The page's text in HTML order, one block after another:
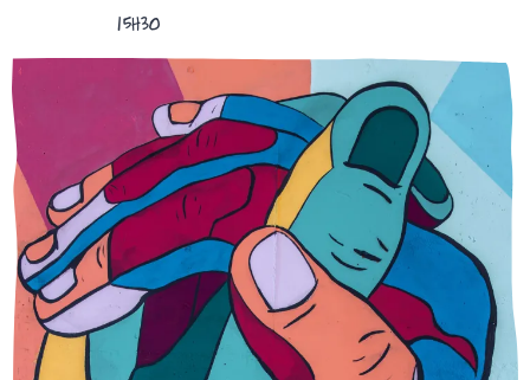
15H30